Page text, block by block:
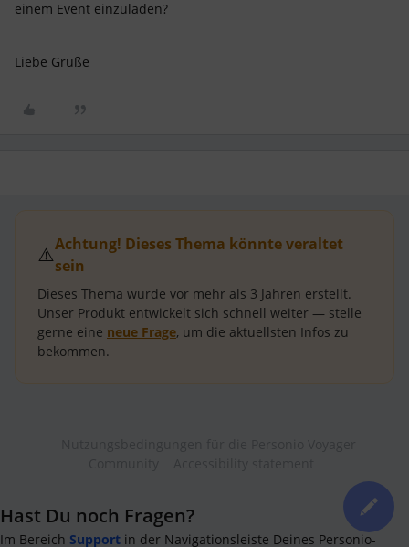
einem Event einzuladen?
Liebe Grüße
⚠️Achtung! Dieses Thema könnte veraltet
sein
Dieses Thema wurde vor mehr als 3 Jahren erstellt.
Unser Produkt entwickelt sich schnell weiter — stelle
gerne eine neue Frage, um die aktuellsten Infos zu
bekommen.
Hast Du noch Fragen?
Im Bereich Support in der Navigationsleiste Deines Personio-